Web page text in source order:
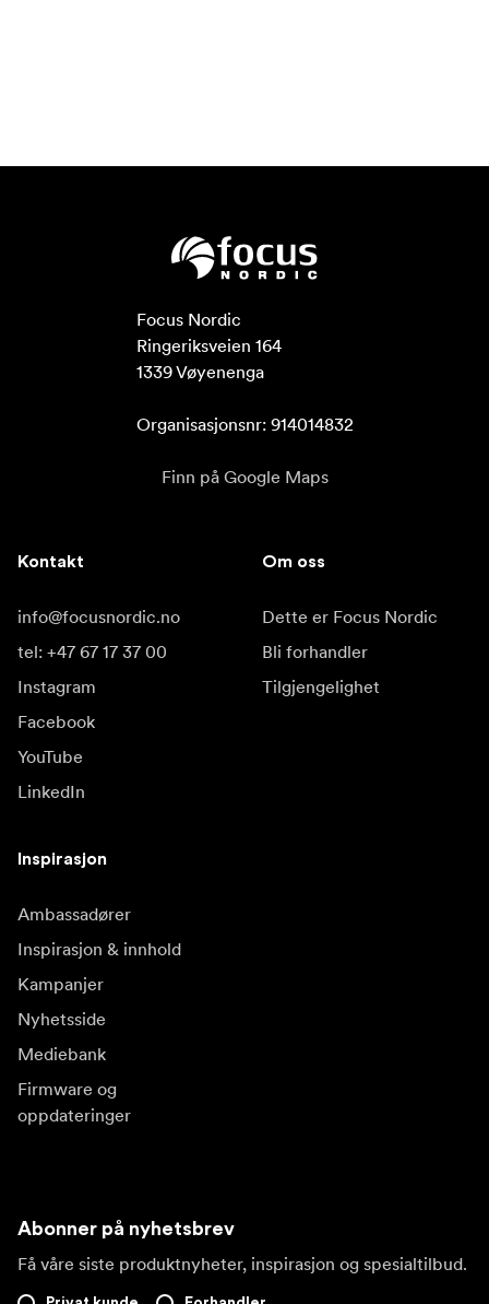
Focus Nordic
Ringeriksveien 164
1339 Vøyenenga
Organisasjonsnr: 914014832
Finn på Google Maps
Kontakt
info@focusnordic.no
tel: +47 67 17 37 00
Instagram
Facebook
YouTube
LinkedIn
Om oss
Dette er Focus Nordic
Bli forhandler
Tilgjengelighet
Inspirasjon
Ambassadører
Inspirasjon & innhold
Kampanjer
Nyhetsside
Mediebank
Firmware og
oppdateringer
Abonner på nyhetsbrev
Få våre siste produktnyheter, inspirasjon og spesialtilbud.